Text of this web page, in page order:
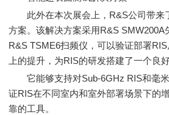
此外在本次展会上，R&S公司带来
方案。该解决方案采用R&S SMW200A
R&S TSME6扫频仪，可以验证部署
上的提升，为RIS的研发搭建了一个良
它能够支持对Sub-6GHz RIS和毫米
证RIS在不同室内和室外部署场景下的
靠的工具。